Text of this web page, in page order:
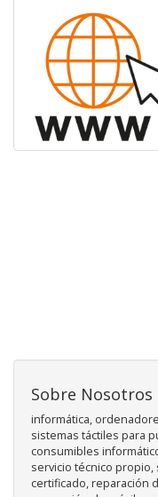
Sobre Nosotros
informática,
sistemas táctiles para
consumibles
servicio técnico
certificado, reparación